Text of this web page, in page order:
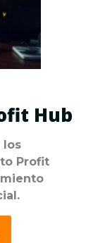
Hub
los
Profit